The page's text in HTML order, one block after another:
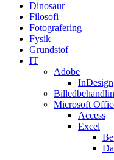
Dinosaur
Filosofi
Fotografering
Fysik
Grundstof
IT
Adobe
InDesign
Microsoft
Access
Excel